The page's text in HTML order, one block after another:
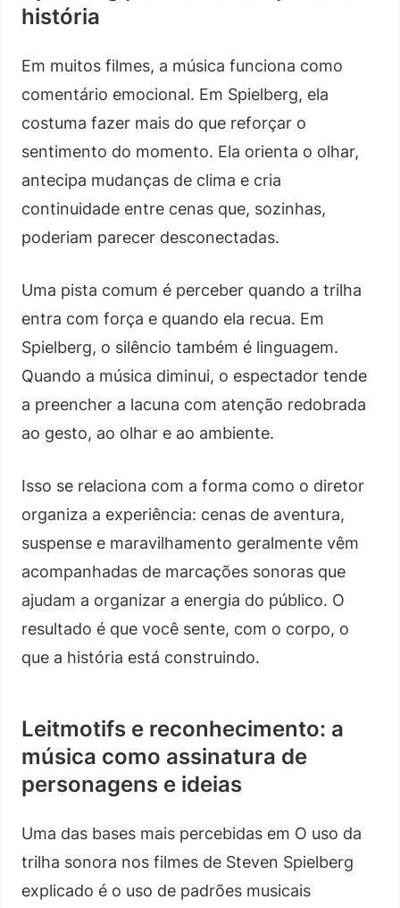
história
Em muitos filmes, a música funciona como
comentário emocional. Em Spielberg, ela
costuma fazer mais do que reforçar o
sentimento do momento. Ela orienta o olhar,
antecipa mudanças de clima e cria
continuidade entre cenas que, sozinhas,
poderiam parecer desconectadas.
Uma pista comum é perceber quando a trilha
entra com força e quando ela recua. Em
Spielberg, o silêncio também é linguagem.
Quando a música diminui, o espectador tende
a preencher a lacuna com atenção redobrada
ao gesto, ao olhar e ao ambiente.
Isso se relaciona com a forma como o diretor
organiza a experiência: cenas de aventura,
suspense e maravilhamento geralmente vêm
acompanhadas de marcações sonoras que
ajudam a organizar a energia do público. O
resultado é que você sente, com o corpo, o
que a história está construindo.
Leitmotifs e reconhecimento: a
música como assinatura de
personagens e ideias
Uma das bases mais percebidas em O uso da
trilha sonora nos filmes de Steven Spielberg
explicado é o uso de padrões musicais